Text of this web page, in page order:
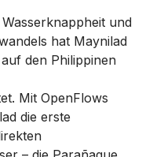
und
hat Maynilad
den Philippinen
Mit OpenFlows
die erste